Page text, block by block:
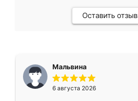
Оставить отзыв
Мальвина
6 августа 2026